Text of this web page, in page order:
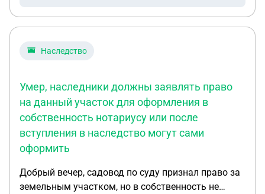
Наследство
Умер, наследники должны заявлять право
на данный участок для оформления в
собственность нотариусу или после
вступления в наследство могут сами
оформить
Добрый вечер, садовод по суду признал право за
земельным участком, но в собственность не